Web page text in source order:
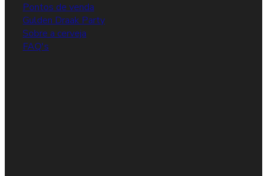
Pontos de venda
Gulden Draak Party
Sobre a cerveja
FAQ's